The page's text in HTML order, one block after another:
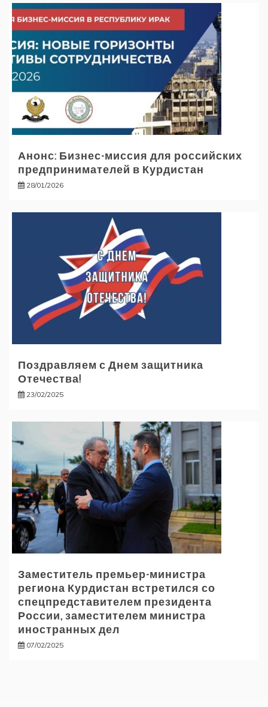
Анонс: Бизнес-миссия для российских
предпринимателей в Курдистан
28/01/2026
Поздравляем с Днем защитника
Отечества!
23/02/2025
Заместитель премьер-министра
региона Курдистан встретился со
спецпредставителем президента
России, заместителем министра
иностранных дел
07/02/2025